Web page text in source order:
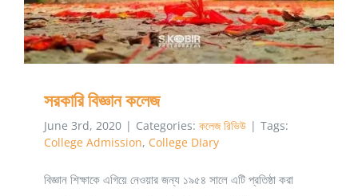
সরকারি বিজ্ঞান কলেজ
June 3rd, 2020 | Categories: কলেজ রিভিউ | Tags:
College Admission, College DIary
বিজ্ঞান শিক্ষাকে এগিয়ে নেওয়ার জন্য ১৯৫৪ সালে এটি প্রতিষ্ঠা করা